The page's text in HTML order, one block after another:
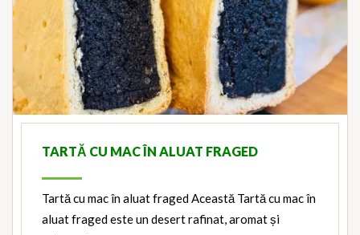
TARTĂ CU MAC ÎN ALUAT FRAGED
Tartă cu mac în aluat fraged Această Tartă cu mac în
aluat fraged este un desert rafinat, aromat și